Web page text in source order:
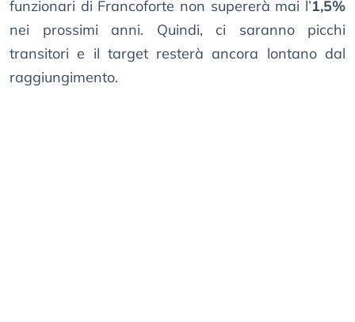
funzionari di Francoforte non supererà mai l’1,5%
nei prossimi anni. Quindi, ci saranno picchi
transitori e il target resterà ancora lontano dal
raggiungimento.